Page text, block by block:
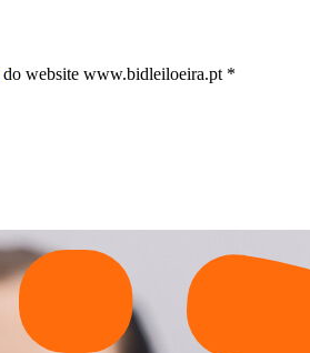
do website www.bidleiloeira.pt *